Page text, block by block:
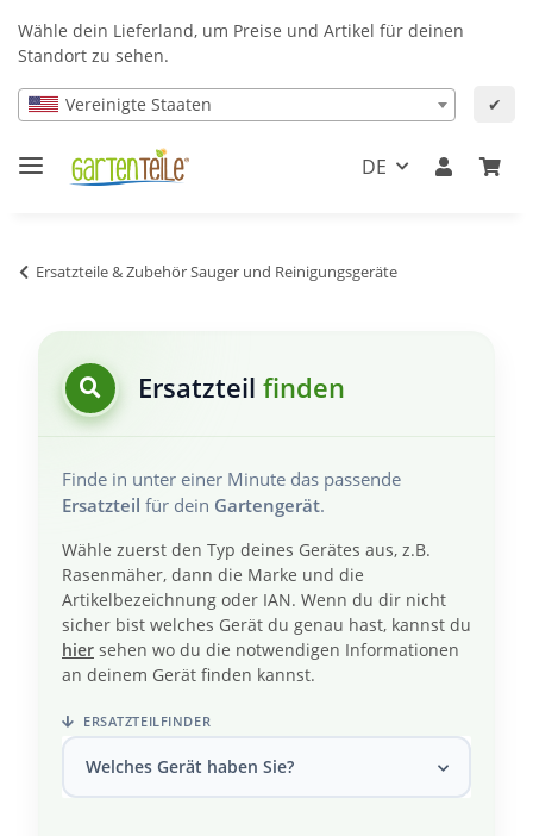
Wähle dein Lieferland, um Preise und Artikel für deinen
Standort zu sehen.
Vereinigte Staaten ✔
DE
Ersatzteile & Zubehör Sauger und Reinigungsgeräte
Ersatzteil finden
Finde in unter einer Minute das passende
Ersatzteil für dein Gartengerät.
Wähle zuerst den Typ deines Gerätes aus, z.B.
Rasenmäher, dann die Marke und die
Artikelbezeichnung oder IAN. Wenn du dir nicht
sicher bist welches Gerät du genau hast, kannst du
hier sehen wo du die notwendigen Informationen
an deinem Gerät finden kannst.
ERSATZTEILFINDER
Welches Gerät haben Sie?